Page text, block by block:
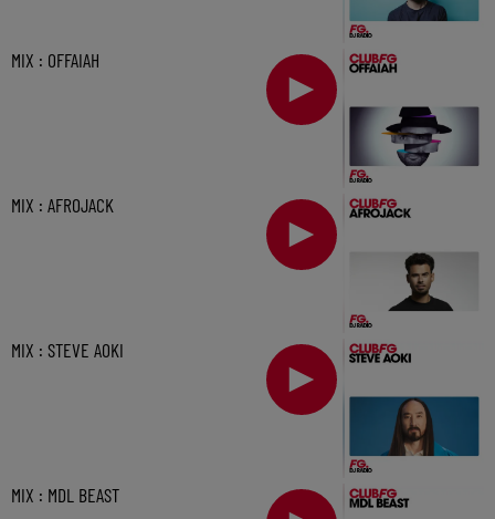
MIX : OFFAIAH
MIX : AFROJACK
MIX : STEVE AOKI
MIX : MDL BEAST